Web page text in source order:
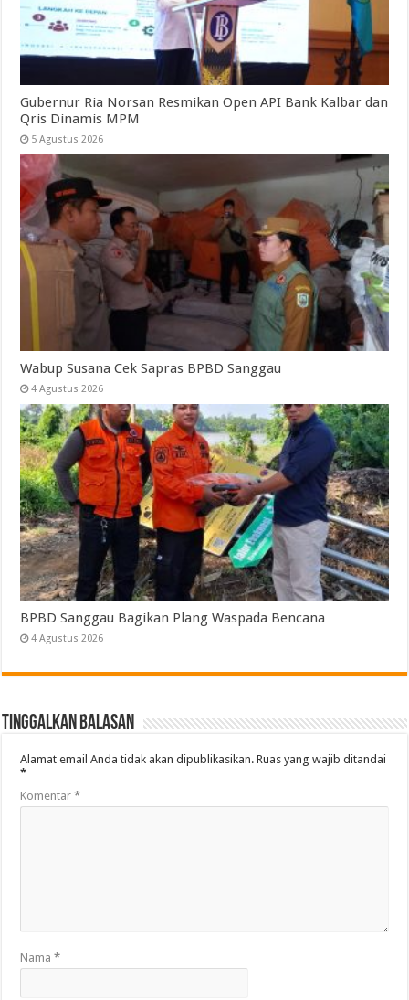
Gubernur Ria Norsan Resmikan Open API Bank Kalbar dan
Qris Dinamis MPM
5 Agustus 2026
Wabup Susana Cek Sapras BPBD Sanggau
4 Agustus 2026
BPBD Sanggau Bagikan Plang Waspada Bencana
4 Agustus 2026
Tinggalkan Balasan
Alamat email Anda tidak akan dipublikasikan. Ruas yang wajib ditandai
*
Komentar*
Nama*